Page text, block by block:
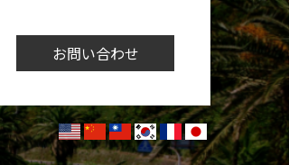
お問い合わせ